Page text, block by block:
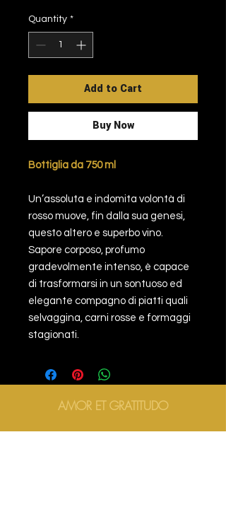
Quantity *
Add to Cart
Buy Now
Bottiglia da 750 ml
Un’assoluta e indomita volontà di
rosso muove, fin dalla sua genesi,
questo altero e superbo vino.
Sapore corposo, profumo
gradevolmente intenso, è capace
di trasformarsi in un sontuoso ed
elegante compagno di piatti quali
selvaggina, carni rosse e formaggi
stagionati.
AMOR ET GRATITUDO